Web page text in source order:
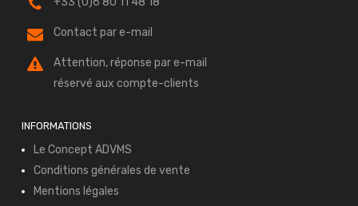
Contact par e-mail
Attention, réponse par e-mail
réservé aux compte-clients
INFORMATIONS
Le Concept ADVMS
Conditions générales de vente
Mentions légales